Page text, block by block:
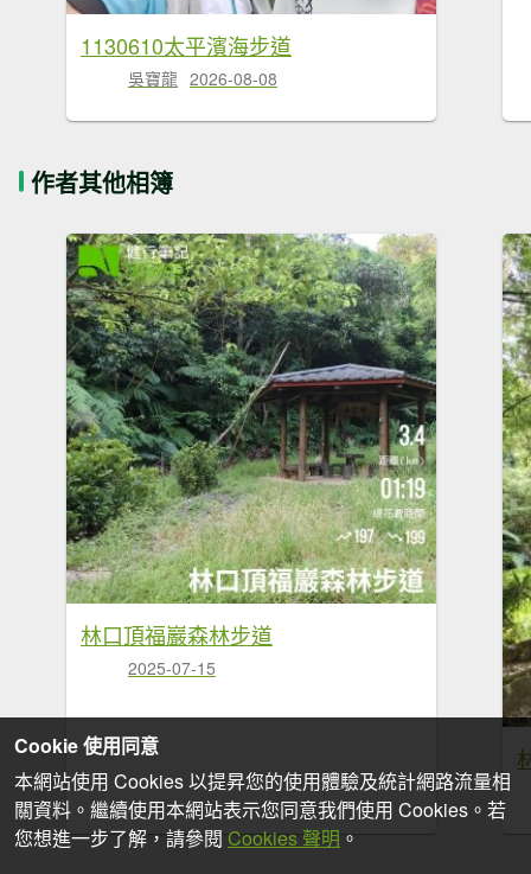
1130610太平濱海步道
吳寶龍 2026-08-08
作者其他相簿
林口頂福巖森林步道
2025-07-15
Cookie 使用同意
本網站使用 Cookies 以提昇您的使用體驗及統計網路流量相
關資料。繼續使用本網站表示您同意我們使用 Cookies。若
您想進一步了解，請參閱 Cookies 聲明 。